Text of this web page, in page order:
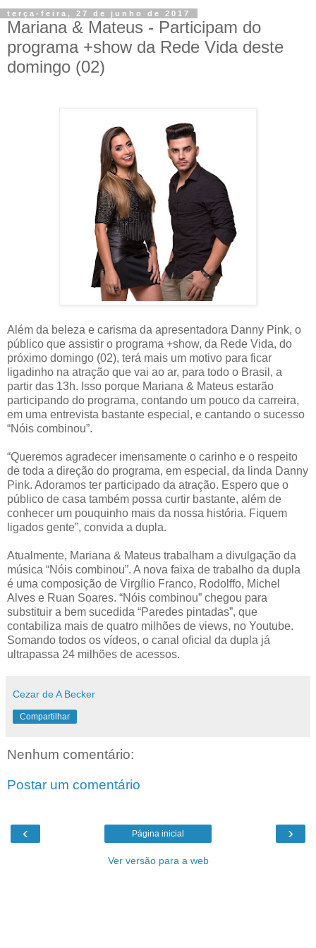
terça-feira, 27 de junho de 2017
Mariana & Mateus - Participam do
programa +show da Rede Vida deste
domingo (02)
Além da beleza e carisma da apresentadora Danny Pink, o
público que assistir o programa +show, da Rede Vida, do
próximo domingo (02), terá mais um motivo para ficar
ligadinho na atração que vai ao ar, para todo o Brasil, a
partir das 13h. Isso porque Mariana & Mateus estarão
participando do programa, contando um pouco da carreira,
em uma entrevista bastante especial, e cantando o sucesso
“Nóis combinou”.
“Queremos agradecer imensamente o carinho e o respeito
de toda a direção do programa, em especial, da linda Danny
Pink. Adoramos ter participado da atração. Espero que o
público de casa também possa curtir bastante, além de
conhecer um pouquinho mais da nossa história. Fiquem
ligados gente”, convida a dupla.
Atualmente, Mariana & Mateus trabalham a divulgação da
música “Nóis combinou”. A nova faixa de trabalho da dupla
é uma composição de Virgílio Franco, Rodolffo, Michel
Alves e Ruan Soares. “Nóis combinou” chegou para
substituir a bem sucedida “Paredes pintadas”, que
contabiliza mais de quatro milhões de views, no Youtube.
Somando todos os vídeos, o canal oficial da dupla já
ultrapassa 24 milhões de acessos.
Cezar de A Becker
Compartilhar
Nenhum comentário:
Postar um comentário
‹ ›
Página inicial
Ver versão para a web